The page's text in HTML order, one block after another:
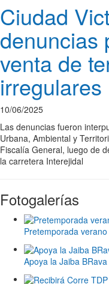
Ciudad
denuncias
venta de
irregulares
10/06/2025
Las denuncias fueron
Urbana, Ambiental y
Fiscalía General, luego de
la carretera Interejidal
Fotogalerías
Pretemporada
Apoya la Jaiba